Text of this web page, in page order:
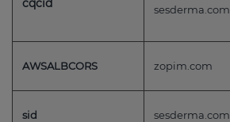
cqcid sesderma.com
AWSALBCORS zopim.com
sid sesderma.com